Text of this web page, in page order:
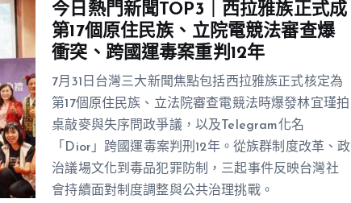
今日熱門新聞TOP3｜西拉雅族正式成
第17個原住民族、立院電競法審查爆
衝突、跨國運毒案重判12年
7月31日台灣三大新聞焦點包括西拉雅族正式核定為
第17個原住民族、立法院審查電競法時爆發林宜瑾拍
桌敲麥與失序問政爭議，以及Telegram化名
「Dior」跨國運毒案判刑12年。從族群制度改革、政
治議場文化到毒品犯罪防制，三起事件反映台灣社
會持續面對制度調整與公共治理挑戰。